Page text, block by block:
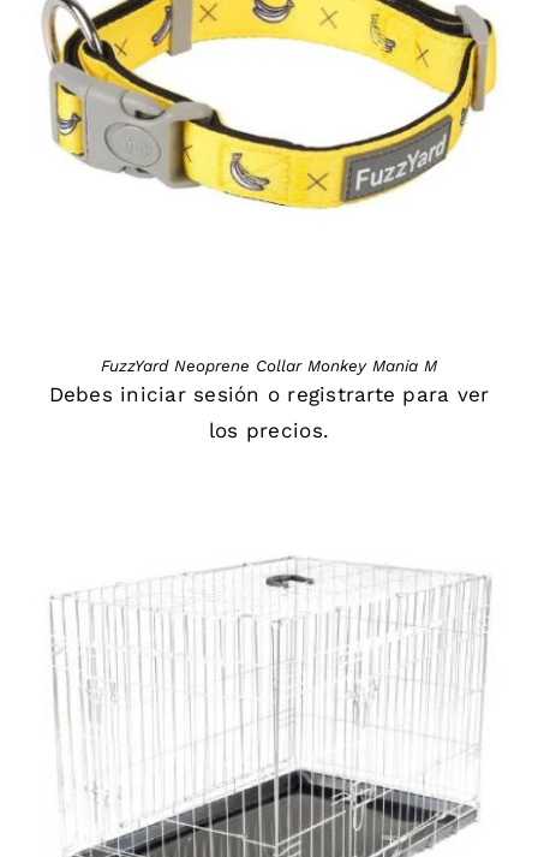
FuzzYard Neoprene Collar Monkey Mania M
Debes iniciar sesión o registrarte para ver
los precios.